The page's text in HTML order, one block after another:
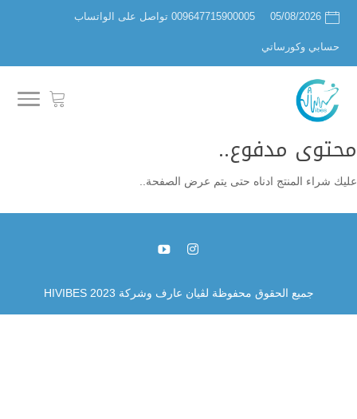
05/08/2026 009647715900005 تواصل على الواتساب
حسابي وكورساتي
محتوى مدفوع..
عليك شراء المنتج ادناه حتى يتم عرض الصفحة..
جميع الحقوق محفوظة لڤيان عارف وشركة HIVIBES 2023